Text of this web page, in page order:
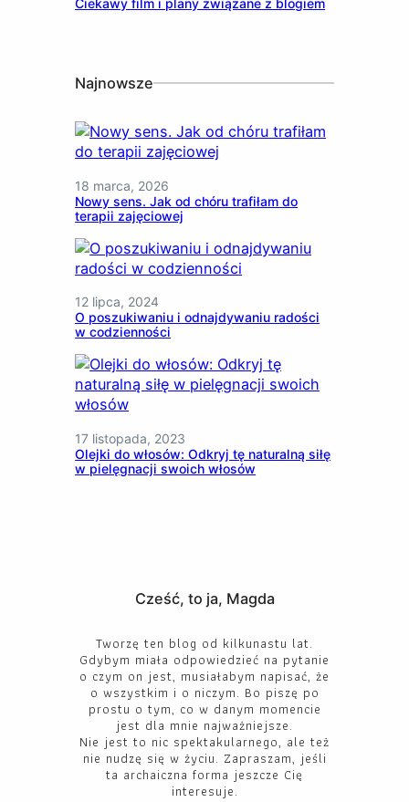
Najnowsze
18 marca, 2026
Nowy sens. Jak od chóru trafiłam do
terapii zajęciowej
12 lipca, 2024
O poszukiwaniu i odnajdywaniu radości
w codzienności
17 listopada, 2023
Olejki do włosów: Odkryj tę naturalną siłę
w pielęgnacji swoich włosów
Cześć, to ja, Magda
Tworzę ten blog od kilkunastu lat.
Gdybym miała odpowiedzieć na pytanie
o czym on jest, musiałabym napisać, że
o wszystkim i o niczym. Bo piszę po
prostu o tym, co w danym momencie
jest dla mnie najważniejsze.
Nie jest to nic spektakularnego, ale też
nie nudzę się w życiu. Zapraszam, jeśli
ta archaiczna forma jeszcze Cię
interesuje.